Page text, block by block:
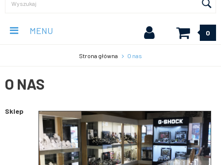
MENU 0
Strona główna O nas
O NAS
Sklep